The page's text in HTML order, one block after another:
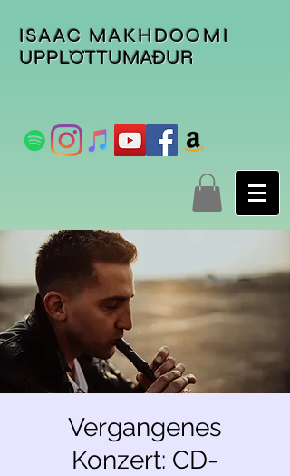
ISAAC MAKHDOOMI
UPPLÖTTUMAÐUR
Vergangenes
Konzert: CD-